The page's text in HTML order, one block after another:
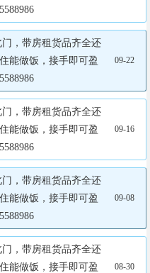
，带房租货品齐全还
能做饭，接手即可盈
09-22
，带房租货品齐全还
能做饭，接手即可盈
09-16
，带房租货品齐全还
能做饭，接手即可盈
09-08
，带房租货品齐全还
能做饭，接手即可盈
08-30